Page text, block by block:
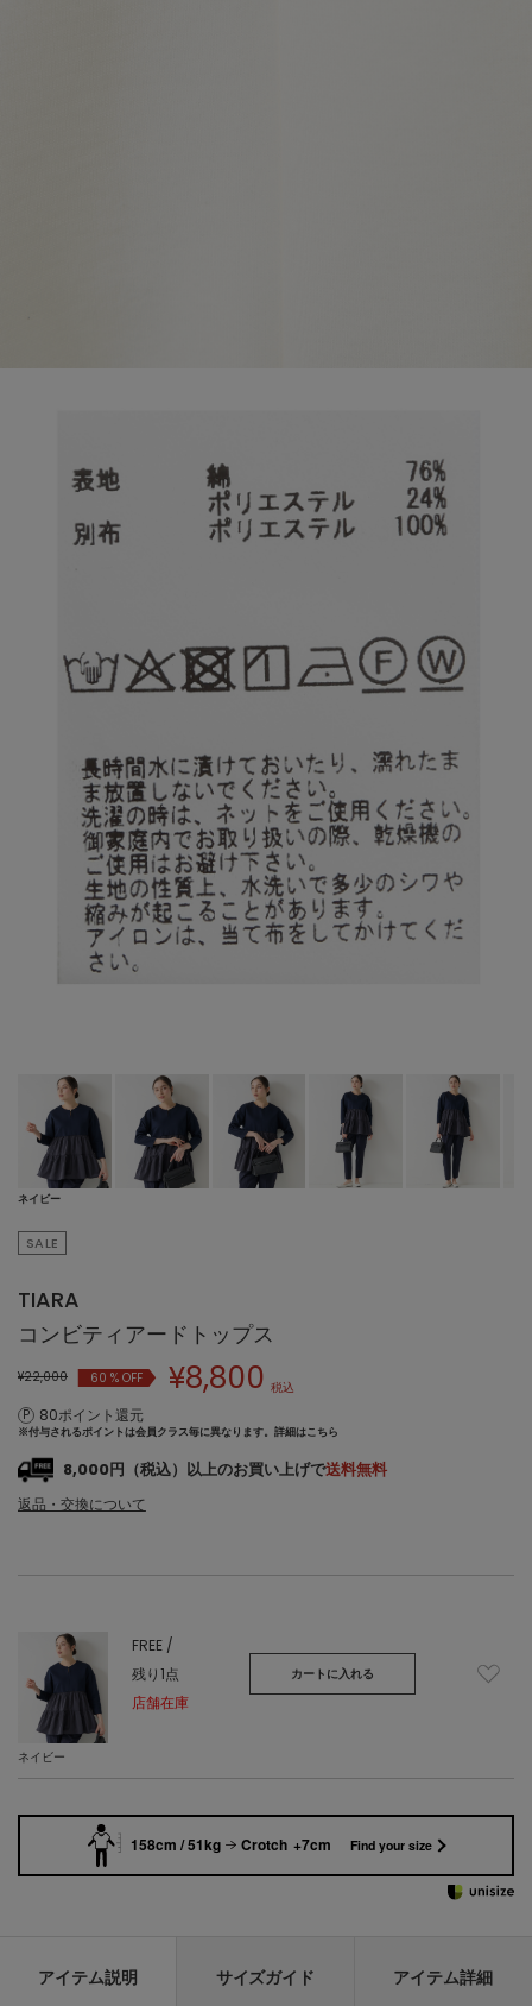
ネイビー
SALE
TIARA
コンビティアードトップス
¥22,000 60% OFF ¥8,800 税込
80ポイント還元
※付与されるポイントは会員クラス毎に異なります。 詳細はこちら
8,000円（税込）以上のお買い上げで送料無料
返品・交換について
ネイビー
FREE /
残り1点
店舗在庫
カートに入れる
158cm / 51kg Crotch +7cm Find your size
アイテム説明 サイズガイド アイテム詳細